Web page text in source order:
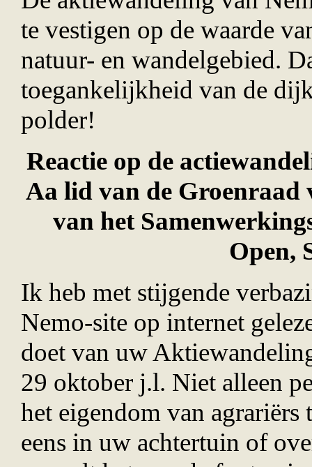
te vestigen op de waarde
natuur- en wandelgebied.
toegankelijkheid van de
polder!
Reactie op de
Aa lid van de Groenraad
van het
Open,
Ik heb met stijgende
Nemo-site op internet
doet van uw
29 oktober j.l. Niet alleen
het eigendom van agrariërs
eens in uw achtertuin of